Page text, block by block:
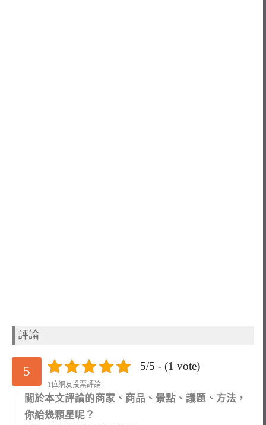
評論
5 5/5 - (1 vote)
1位網友投票評論
關於本文評論的商家、商品、景點、議題、方法，
你給幾顆星呢？